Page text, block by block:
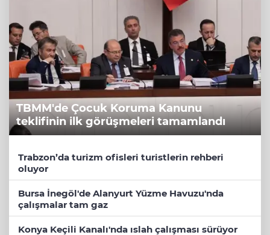
TBMM'de Çocuk Koruma Kanunu
teklifinin ilk görüşmeleri tamamlandı
Trabzon’da turizm ofisleri turistlerin rehberi
oluyor
Bursa İnegöl'de Alanyurt Yüzme Havuzu'nda
çalışmalar tam gaz
Konya Keçili Kanalı'nda ıslah çalışması sürüyor